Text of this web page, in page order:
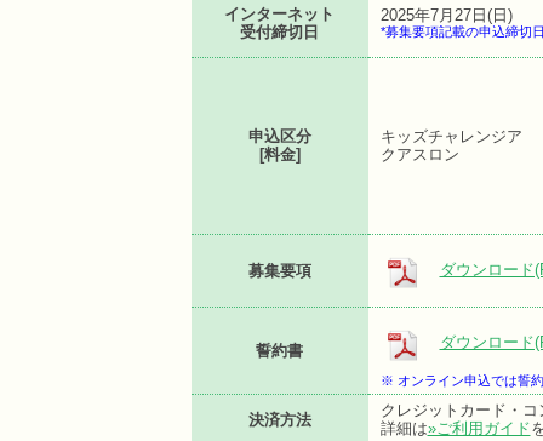
インターネット
受付締切日
2025年7月27日(日)
*募集要項記載の申込締切
申込区分
[料金]
キッズチャレンジア
クアスロン
募集要項 ダウンロード
誓約書 ダウンロード
※ オンライン申込では誓
決済方法
クレジットカード・
詳細は»ご利用ガイド